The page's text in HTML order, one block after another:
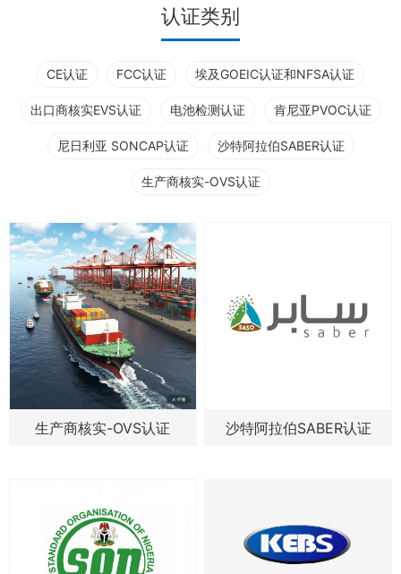
认证类别
CE认证 FCC认证 埃及GOEIC认证和NFSA认证
出口商核实EVS认证 电池检测认证 肯尼亚PVOC认证
尼日利亚 SONCAP认证 沙特阿拉伯SABER认证
生产商核实-OVS认证
生产商核实-OVS认证 沙特阿拉伯SABER认证